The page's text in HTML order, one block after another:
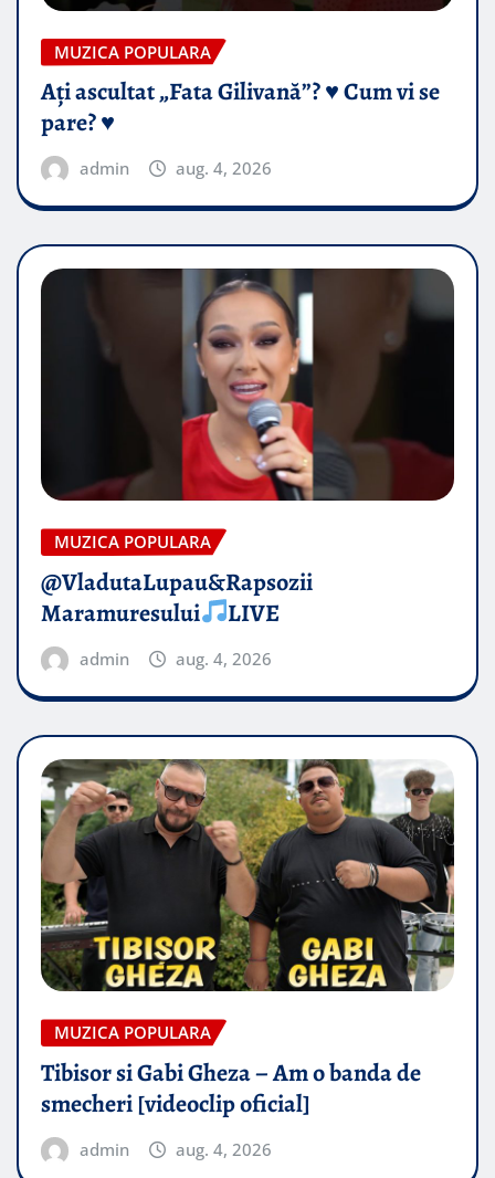
MUZICA POPULARA
Ați ascultat „Fata Gilivană”? ♥️ Cum vi se
pare? ♥️
admin aug. 4, 2026
MUZICA POPULARA
@VladutaLupau&Rapsozii
Maramuresului
LIVE
admin aug. 4, 2026
MUZICA POPULARA
Tibisor si Gabi Gheza – Am o banda de
smecheri [videoclip oficial]
admin aug. 4, 2026